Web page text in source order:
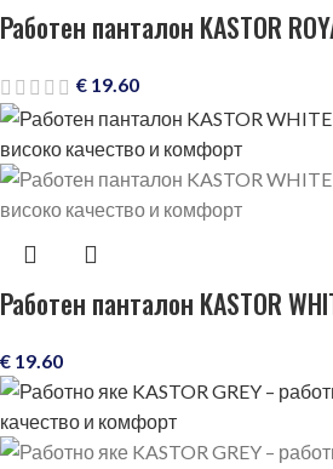
Работен панталон KASTOR
€ 19.60
Работен панталон KASTOR
€ 19.60